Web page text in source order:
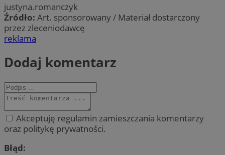
justyna.romanczyk
Źródło: Art. sponsorowany / Materiał dostarczony
przez zleceniodawcę
reklama
Dodaj komentarz
Akceptuję regulamin zamieszczania komentarzy
oraz politykę prywatności.
Błąd: